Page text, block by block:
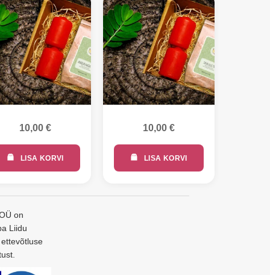
10,00 €
LISA KORVI
10,00 €
LISA KORVI
on
Liidu